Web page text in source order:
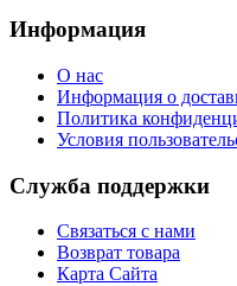
Информация
О нас
Информация о
Политика
Условия
Служба поддержки
Связаться с нами
Возврат товара
Карта Сайта